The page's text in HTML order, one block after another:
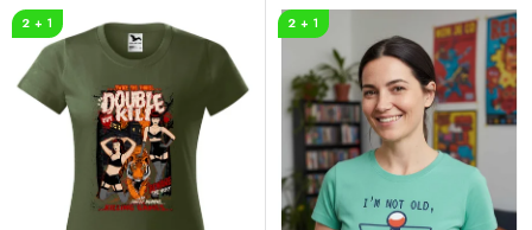
d
k
o
u
2 + 1 2 + 1